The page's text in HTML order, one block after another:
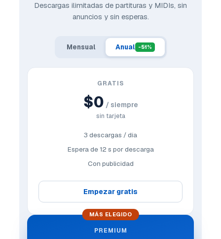
Descargas ilimitadas de partituras y MIDIs, sin
anuncios y sin esperas.
Mensual Anual -51%
GRATIS
$0 / siempre
sin tarjeta
3 descargas / día
Espera de 12 s por descarga
Con publicidad
Empezar gratis
MÁS ELEGIDO
PREMIUM